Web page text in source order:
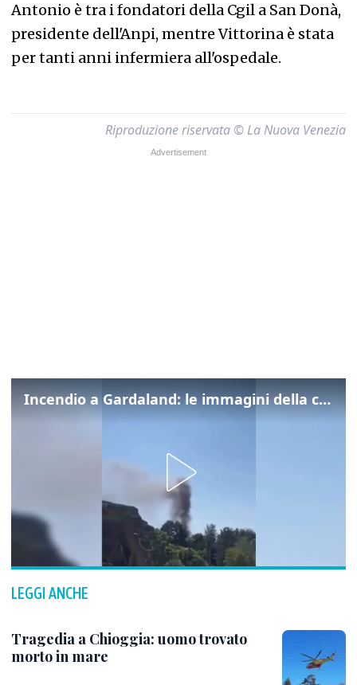
Antonio è tra i fondatori della Cgil a San Donà,
presidente dell'Anpi, mentre Vittorina è stata
per tanti anni infermiera all'ospedale.
Riproduzione riservata © La Nuova Venezia
Incendio a Gardaland: le immagini della colonna di fumo
LEGGI ANCHE
Tragedia a Chioggia: uomo trovato
morto in mare